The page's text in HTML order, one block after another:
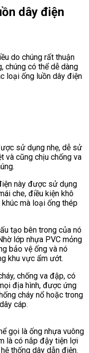
dây điện
do chúng rất thuận
chúng có thể dễ dàng
loại ống luồn dây điện
sử dụng nhẹ, dễ sử
và cũng chịu chống va
này được sử dụng
che, điều kiện khô
mà loại ống thép
tạo bên trong của nó
lớp nhựa PVC mỏng
bảo vệ ống và nó
khu vực ẩm ướt.
chống va đập, có
địa hình, được ứng
cháy nổ hoặc trong
cáp.
gọi là ống nhựa vuông
là có nắp đậy tiện lợi
thống dây dẫn điện.